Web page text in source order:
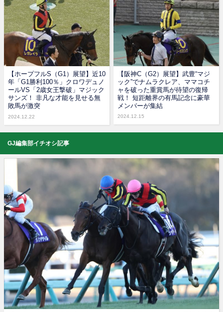
【ホープフルS（G1）展望】近10
年「G1勝利100％」クロワデュノ
ールVS「2歳女王撃破」マジック
サンズ！ 非凡な才能を見せる無
敗馬が激突
2024.12.22
【阪神C（G2）展望】武豊“マジ
ック”でナムラクレア、ママコチ
ャを破った重賞馬が待望の復帰
戦！ 短距離界の有馬記念に豪華
メンバーが集結
2024.12.15
GJ編集部イチオシ記事